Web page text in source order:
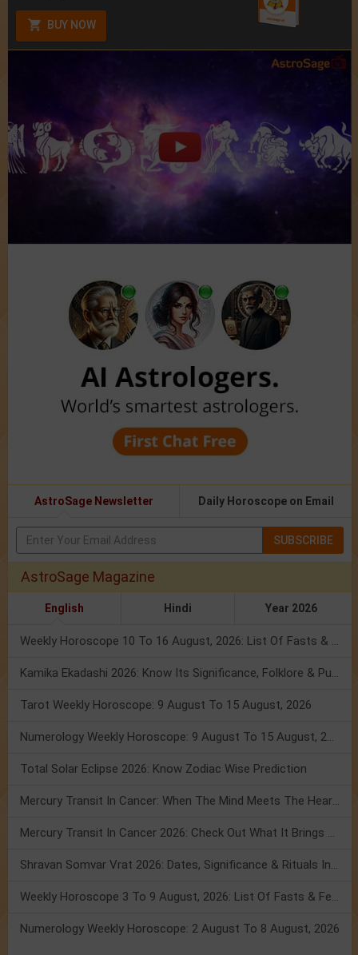
BUY NOW
AstroSage Newsletter Daily Horoscope on Email
SUBSCRIBE
AstroSage Magazine
English Hindi Year 2026
Weekly Horoscope 10 To 16 August, 2026: List Of Fasts & Festivals
Kamika Ekadashi 2026: Know Its Significance, Folklore & Puja Rituals
Tarot Weekly Horoscope: 9 August To 15 August, 2026
Numerology Weekly Horoscope: 9 August To 15 August, 2026
Total Solar Eclipse 2026: Know Zodiac Wise Prediction
Mercury Transit In Cancer: When The Mind Meets The Heart!
Mercury Transit In Cancer 2026: Check Out What It Brings For You
Shravan Somvar Vrat 2026: Dates, Significance & Rituals In August
Weekly Horoscope 3 To 9 August, 2026: List Of Fasts & Festivals
Numerology Weekly Horoscope: 2 August To 8 August, 2026